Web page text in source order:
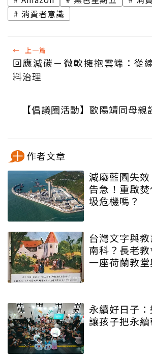
消費者意識
← 上一篇
回應減碳－微軟擁抱雲端：從
料治理
【倡議圈活動】歐陽靖同母
作者文章
減廢藍圖失
告急！重啟
圾危機嗎？
台灣文字與
南科？長老
一座荷蘭教
永續好日子
讓孩子把永